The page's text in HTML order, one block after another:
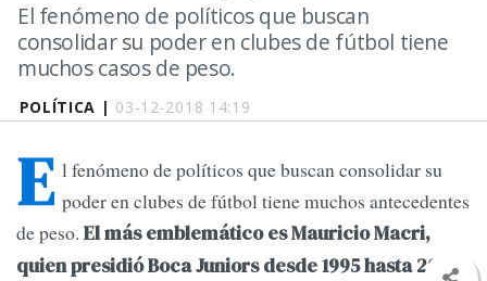
POLÍTICA | 03-12-2018 14:19
El fenómeno de políticos que buscan
consolidar su poder en clubes de fútbol tiene
muchos casos de peso.
E l fenómeno de políticos que buscan consolidar su
poder en clubes de fútbol tiene muchos antecedentes
de peso. El más emblemático es Mauricio Macri,
quien presidió Boca Juniors desde 1995 hasta 2007